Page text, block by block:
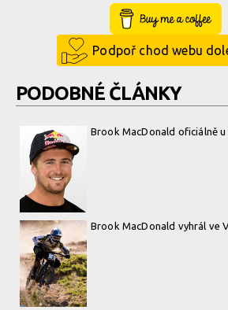
Buy Me a
Podpoř chod webu
PODOBNÉ ČLÁNKY
Brook MacDonald oficiálně u
Brook MacDonald vyhrál ve